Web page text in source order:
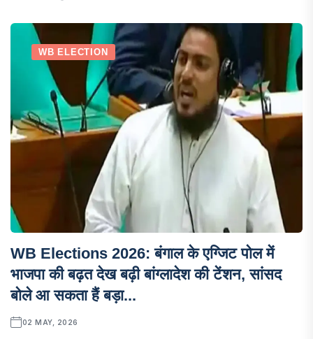
WB ELECTION
WB Elections 2026: बंगाल के एग्जिट पोल में
भाजपा की बढ़त देख बढ़ी बांग्लादेश की टेंशन, सांसद
बोले आ सकता हैं बड़ा...
02 MAY, 2026